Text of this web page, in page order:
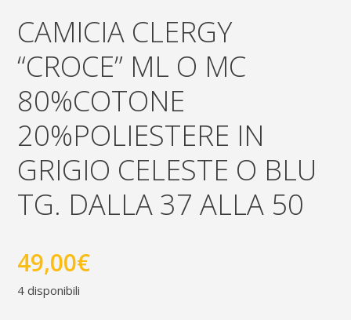
CAMICIA CLERGY
“CROCE” ML O MC
80%COTONE
20%POLIESTERE IN
GRIGIO CELESTE O BLU
TG. DALLA 37 ALLA 50
49,00€
4 disponibili